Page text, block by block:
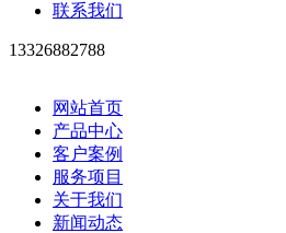
联系我们
13326882788
网站首页
产品中心
客户案例
服务项目
关于我们
新闻动态